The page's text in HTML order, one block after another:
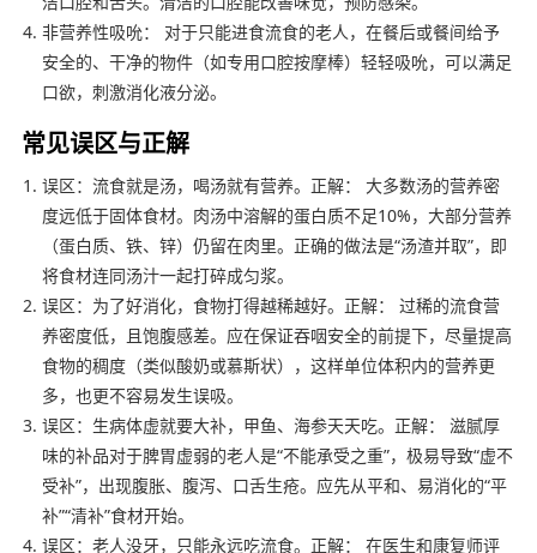
非营养性吸吮： 对于只能进食流食的老人，在餐后或餐间给予
安全的、干净的物件（如专用口腔按摩棒）轻轻吸吮，可以满足
口欲，刺激消化液分泌。
常见误区与正解
误区：流食就是汤，喝汤就有营养。正解： 大多数汤的营养密
度远低于固体食材。肉汤中溶解的蛋白质不足10%，大部分营养
（蛋白质、铁、锌）仍留在肉里。正确的做法是“汤渣并取”，即
将食材连同汤汁一起打碎成匀浆。
误区：为了好消化，食物打得越稀越好。正解： 过稀的流食营
养密度低，且饱腹感差。应在保证吞咽安全的前提下，尽量提高
食物的稠度（类似酸奶或慕斯状），这样单位体积内的营养更
多，也更不容易发生误吸。
误区：生病体虚就要大补，甲鱼、海参天天吃。正解： 滋腻厚
味的补品对于脾胃虚弱的老人是“不能承受之重”，极易导致“虚不
受补”，出现腹胀、腹泻、口舌生疮。应先从平和、易消化的“平
补”“清补”食材开始。
误区：老人没牙，只能永远吃流食。正解： 在医生和康复师评